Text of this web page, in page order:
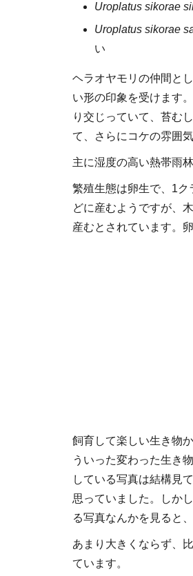
Uroplatus sikorae
Uroplatus sikorae
い
ヘラオヤモリの仲間と
い形の印象を受けます
り交じっていて、苔む
て、さらにコケの雰囲
主に湿度の高い熱帯雨
繁殖生態は卵生で、1
どに産むようですが、
産むとされています。
飼育して楽しい生き物
ういった変わった生き
している写真は結構見
思っていました。しか
る写真なんかを見ると
あまり大きくならず、
ています。